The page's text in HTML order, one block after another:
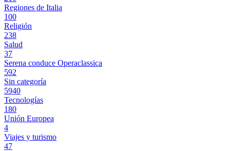
Regiones de Italia
100
Religión
238
Salud
37
Serena conduce Operaclassica
592
Sin categoría
5940
Tecnologías
180
Unión Europea
4
Viajes y turismo
47